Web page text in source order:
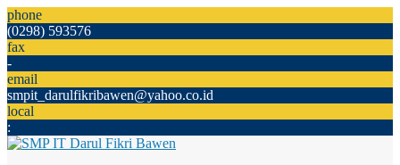
phone
(0298) 593576
fax
-
email
smpit_darulfikribawen@yahoo.co.id
local
: